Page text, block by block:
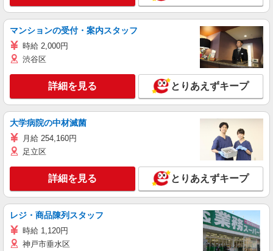
マンションの受付・案内スタッフ
時給 2,000円
渋谷区
詳細を見る とりあえずキープ
大学病院の中材滅菌
月給 254,160円
足立区
詳細を見る とりあえずキープ
レジ・商品陳列スタッフ
時給 1,120円
神戸市垂水区